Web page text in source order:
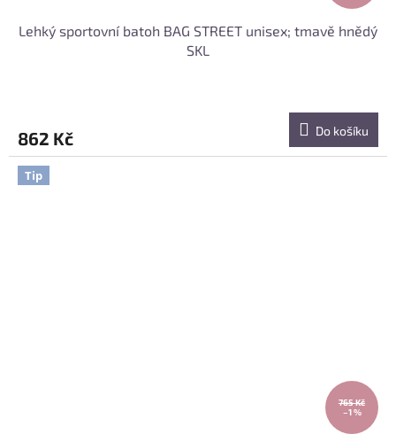
Lehký sportovní batoh BAG STREET unisex; tmavě hnědý
SKL
862 Kč Do košíku
Tip
765 Kč
–1 %